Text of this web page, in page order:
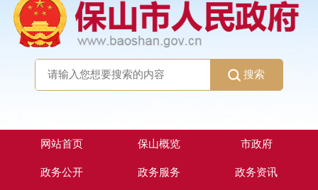
搜索
网站首页 保山概览 市政府
政务公开 政务服务 政务资讯